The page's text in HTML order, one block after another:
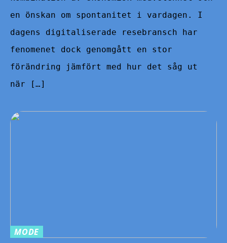
en önskan om spontanitet i vardagen. I
dagens digitaliserade resebransch har
fenomenet dock genomgått en stor
förändring jämfört med hur det såg ut
när […]
MODE